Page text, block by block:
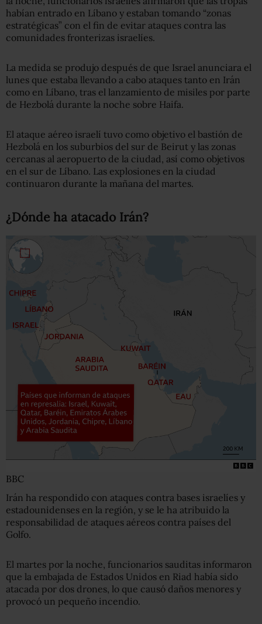
habían entrado en Líbano y estaban tomando “zonas
estratégicas” con el fin de evitar ataques contra las
comunidades fronterizas israelíes.
La medida se produjo después de que Israel anunciara el
lunes que estaba llevando a cabo ataques tanto en Irán
como en Líbano, tras el lanzamiento de misiles por parte
de Hezbolá durante la noche sobre Haifa.
El ataque aéreo israelí tuvo como objetivo el bastión de
Hezbolá en los suburbios del sur de Beirut y las zonas
cercanas al aeropuerto de la ciudad, así como objetivos
en el sur de Líbano. Las explosiones en la ciudad
continuaron durante la mañana del martes.
¿Dónde ha atacado Irán?
BBC
Irán ha respondido con ataques contra bases israelíes y
estadounidenses en la región, y se le ha atribuido la
responsabilidad de ataques aéreos contra países del
Golfo.
El martes por la noche, funcionarios sauditas informaron
que la embajada de Estados Unidos en Riad había sido
atacada por dos drones, lo que causó daños menores y
provocó un pequeño incendio.